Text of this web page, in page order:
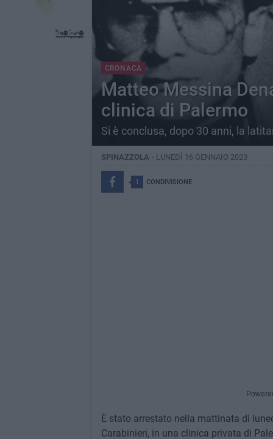
CRONACA
Matteo Messina
clinica di Palermo
Si è conclusa, dopo 30 anni, la
SPINAZZOLA - LUNEDÌ 16 GENNAIO 2023
1 CONDIVISIONE
È stato arrestato nella mattinata di
Carabinieri, in una clinica privata di